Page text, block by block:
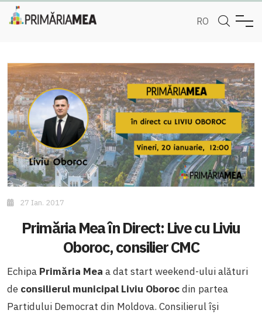
RO
27 Ian. 2017
Primăria Mea în Direct: Live cu Liviu
Oboroc, consilier CMC
Echipa Primăria Mea a dat start weekend-ului alături
de consilierul municipal Liviu Oborocdin partea
Partidului Democrat din Moldova. Consilierul își